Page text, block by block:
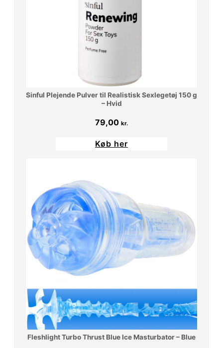
Sinful Plejende Pulver til Realistisk Sexlegetøj 150 g
– Hvid
79,00 kr.
Køb her
Fleshlight Turbo Thrust Blue Ice Masturbator – Blue